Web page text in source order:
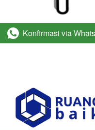
` Konfirmasi via